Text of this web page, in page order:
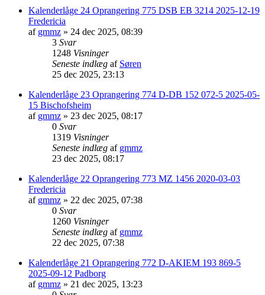
Kalenderlåge 24 Oprangering 775 DSB EB 3214 2025-12-19
Fredericia
af gmmz » 24 dec 2025, 08:39
3 Svar
1248 Visninger
Seneste indlæg af Søren
25 dec 2025, 23:13
Kalenderlåge 23 Oprangering 774 D-DB 152 072-5 2025-05-
15 Bischofsheim
af gmmz » 23 dec 2025, 08:17
0 Svar
1319 Visninger
Seneste indlæg af gmmz
23 dec 2025, 08:17
Kalenderlåge 22 Oprangering 773 MZ 1456 2020-03-03
Fredericia
af gmmz » 22 dec 2025, 07:38
0 Svar
1260 Visninger
Seneste indlæg af gmmz
22 dec 2025, 07:38
Kalenderlåge 21 Oprangering 772 D-AKIEM 193 869-5
2025-09-12 Padborg
af gmmz » 21 dec 2025, 13:23